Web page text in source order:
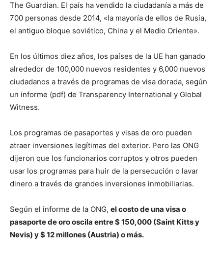
The Guardian. El país ha vendido la ciudadanía a más de
700 personas desde 2014, «la mayoría de ellos de Rusia,
el antiguo bloque soviético, China y el Medio Oriente».
En los últimos diez años, los países de la UE han ganado
alrededor de 100,000 nuevos residentes y 6,000 nuevos
ciudadanos a través de programas de visa dorada, según
un informe (pdf) de Transparency International y Global
Witness.
Los programas de pasaportes y visas de oro pueden
atraer inversiones legítimas del exterior. Pero las ONG
dijeron que los funcionarios corruptos y otros pueden
usar los programas para huir de la persecución o lavar
dinero a través de grandes inversiones inmobiliarias.
Según el informe de la ONG, el costo de una visa o
pasaporte de oro oscila entre $ 150,000 (Saint Kitts y
Nevis) y $ 12 millones (Austria) o más.